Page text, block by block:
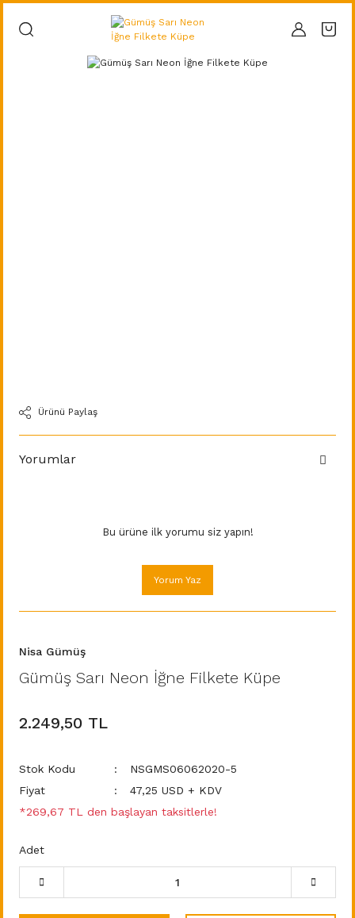
Ürünü Paylaş
Yorumlar
Bu ürüne ilk yorumu siz yapın!
Yorum Yaz
Nisa Gümüş
Gümüş Sarı Neon İğne Filkete Küpe
2.249,50 TL
Stok Kodu
NSGMS06062020-5
Fiyat
47,25 USD + KDV
*269,67 TL den başlayan taksitlerle!
Adet